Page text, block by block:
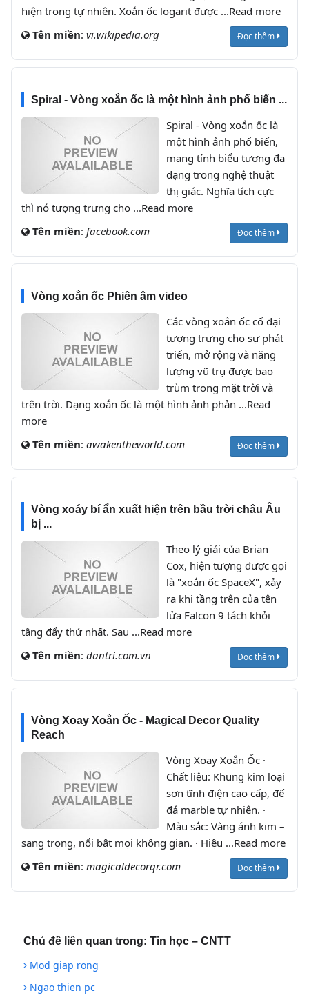
hiện trong tự nhiên. Xoắn ốc logarit được ...Read more
Tên miền: vi.wikipedia.org Đọc thêm
Spiral - Vòng xoắn ốc là một hình ảnh phổ biến ...
Spiral - Vòng xoắn ốc là
một hình ảnh phổ biến,
mang tính biểu tượng đa
dạng trong nghệ thuật
thị giác. Nghĩa tích cực
thì nó tượng trưng cho ...Read more
Tên miền: facebook.com Đọc thêm
Vòng xoắn ốc Phiên âm video
Các vòng xoắn ốc cổ đại
tượng trưng cho sự phát
triển, mở rộng và năng
lượng vũ trụ được bao
trùm trong mặt trời và
trên trời. Dạng xoắn ốc là một hình ảnh phản ...Read
more
Tên miền: awakentheworld.com Đọc thêm
Vòng xoáy bí ẩn xuất hiện trên bầu trời châu Âu
bị ...
Theo lý giải của Brian
Cox, hiện tượng được gọi
là "xoắn ốc SpaceX", xảy
ra khi tầng trên của tên
lửa Falcon 9 tách khỏi
tầng đẩy thứ nhất. Sau ...Read more
Tên miền: dantri.com.vn Đọc thêm
Vòng Xoay Xoắn Ốc - Magical Decor Quality
Reach
Vòng Xoay Xoắn Ốc ·
Chất liệu: Khung kim loại
sơn tĩnh điện cao cấp, đế
đá marble tự nhiên. ·
Màu sắc: Vàng ánh kim –
sang trọng, nổi bật mọi không gian. · Hiệu ...Read more
Tên miền: magicaldecorqr.com Đọc thêm
Chủ đề liên quan trong: Tin học – CNTT
Mod giap rong
Ngao thien pc